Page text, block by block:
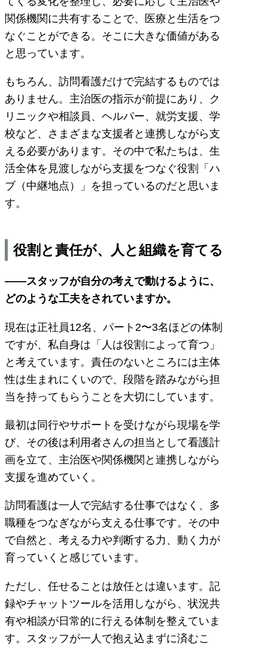
関係機関に共有することで、医療と生活をつ
なぐことができる。そこに大きな価値がある
と思っています。
もちろん、訪問看護だけで完結するものでは
ありません。主治医の指示が前提にあり、ク
リニックや相談員、ヘルパー、就労支援、学
校など、さまざまな支援者と連携しながら支
える必要があります。その中で私たちは、生
活全体を見渡しながら支援をつなぐ役割「ハ
ブ（中継地点）」を担っているのだと思いま
す。
役割と責任が、人と組織を育てる
――スタッフが自分の考えで動けるように、
どのような工夫をされていますか。
現在は正社員12名、パート2〜3名ほどの体制
ですが、私自身は「人は役割によって育つ」
と考えています。責任のないところには主体
性は生まれにくいので、段階を踏みながら担
当を持ってもらうことを大切にしています。
最初は同行やサポートを受けながら現場を学
び、その後は利用者さんの担当として看護計
画を立て、主治医や関係機関と連携しながら
支援を進めていく。
訪問看護は一人で完結する仕事ではなく、多
職種をつなぎながら支える仕事です。その中
で自然と、考える力や判断する力、動く力が
育っていくと感じています。
ただし、任せることは放任とは違います。記
録やチャットツールを活用しながら、状況共
有や相談が日常的に行える体制を整えていま
す。スタッフが一人で抱え込まずに済むこ